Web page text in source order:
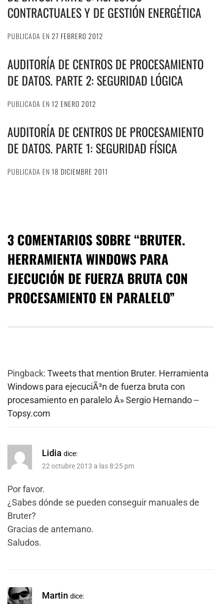
CONTRACTUALES Y DE GESTIÓN ENERGÉTICA
PUBLICADA EN 27 FEBRERO 2012
AUDITORÍA DE CENTROS DE PROCESAMIENTO
DE DATOS. PARTE 2: SEGURIDAD LÓGICA
PUBLICADA EN 12 ENERO 2012
AUDITORÍA DE CENTROS DE PROCESAMIENTO
DE DATOS. PARTE 1: SEGURIDAD FÍSICA
PUBLICADA EN 18 DICIEMBRE 2011
3 COMENTARIOS SOBRE “BRUTER.
HERRAMIENTA WINDOWS PARA
EJECUCIÓN DE FUERZA BRUTA CON
PROCESAMIENTO EN PARALELO”
Pingback: Tweets that mention Bruter. Herramienta
Windows para ejecuciÃ³n de fuerza bruta con
procesamiento en paralelo Â» Sergio Hernando --
Topsy.com
Lidia dice:
22 octubre 2013 a las 8:25 pm
Por favor.
¿Sabes dónde se pueden conseguir manuales de
Bruter?
Gracias de antemano.
Saludos.
Martin dice: